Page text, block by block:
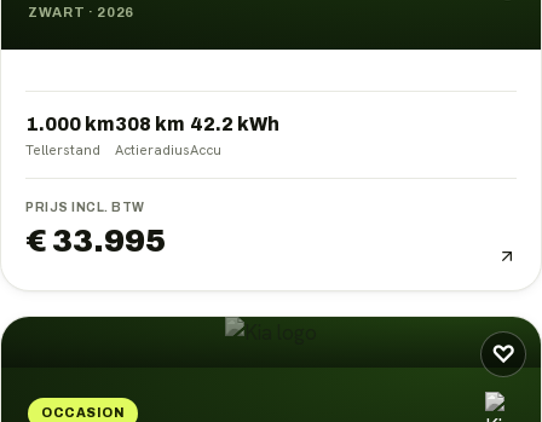
ZWART · 2026
1.000 km
Tellerstand
308 km
Actieradius
42.2 kWh
Accu
PRIJS INCL. BTW
€ 33.995
♡
OCCASION